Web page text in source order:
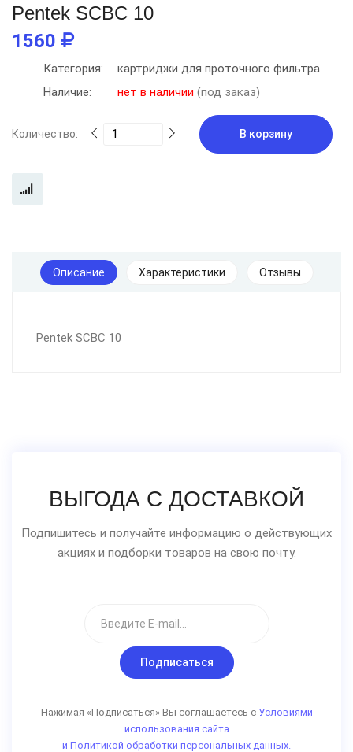
Pentek SCBC 10
1560
Категория:
картриджи для проточного фильтра
Наличие:
нет в наличии (под заказ)
Количество: В корзину
Описание Характеристики Отзывы
Pentek SCBC 10
ВЫГОДА С ДОСТАВКОЙ
Подпишитесь и получайте информацию о действующих
акциях и подборки товаров на свою почту.
Подписаться
Нажимая «Подписаться» Вы соглашаетесь с Условиями
использования сайта
и Политикой обработки персональных данных.